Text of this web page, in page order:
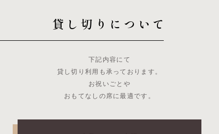
貸し切りについて
下記内容にて
貸し切り利用も承っております。
お祝いごとや
おもてなしの席に最適です。